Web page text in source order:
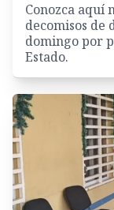
Conozca aquí
decomisos de
domingo por
Estado.